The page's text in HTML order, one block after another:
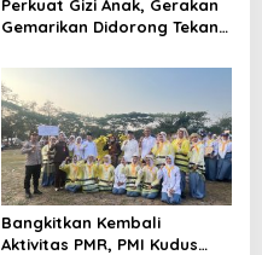
Perkuat Gizi Anak, Gerakan
Gemarikan Didorong Tekan
Bangkitkan Kembali
Aktivitas PMR, PMI Kudus